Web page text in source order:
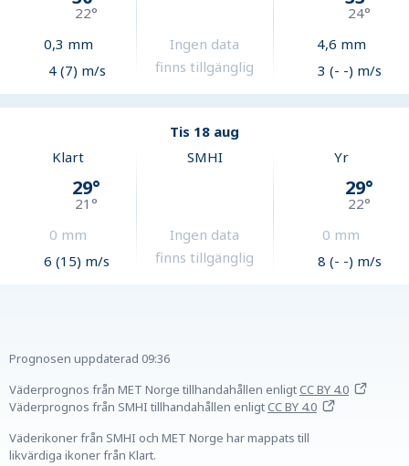
22°
0,3 mm
4 (7) m/s
Ingen data
finns tillgänglig
24°
4,6 mm
3 (- -) m/s
Tis 18 aug
Klart
29°
21°
0 mm
6 (15) m/s
SMHI
Ingen data
finns tillgänglig
Yr
29°
22°
0 mm
8 (- -) m/s
Prognosen uppdaterad 09:36
Väderprognos från MET Norge tillhandahållen enligtCC BY 4.0
Väderprognos från SMHI tillhandahållen enligtCC BY 4.0
Väderikoner från SMHI och MET Norge har mappats till
likvärdiga ikoner från Klart.